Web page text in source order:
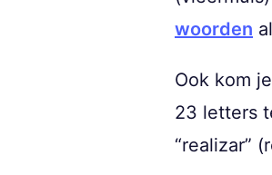
woorden
Ook kom
23 letters
“realizar”